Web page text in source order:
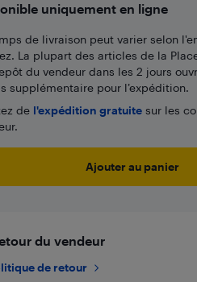
uniquement en ligne
de livraison peut varier selon
La plupart des articles de la
du vendeur dans les 2 jours
supplémentaire pour l’expédition.
de l'expédition gratuitesur les
Ajouter au panier
du vendeur
de retour